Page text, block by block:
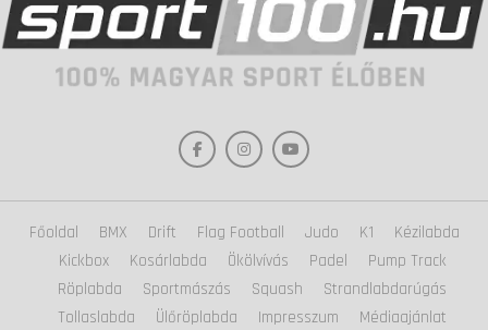
Főoldal BMX Drift Flag Football Judo K1
Kézilabda
Kickbox
Kosárlabda Ökölvívás Padel
Pump Track
Röplabda
Sportmászás Squash
Strandlabdarúgás
Tollaslabda
Ülőröplabda Impresszum Médiaajánlat